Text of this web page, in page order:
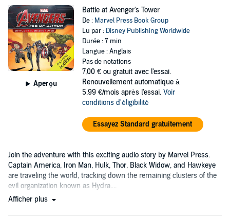
Aperçu
Battle at Avenger's Tower
De : Marvel Press Book Group
Lu par : Disney Publishing Worldwide
Durée : 7 min
Langue : Anglais
Pas de notations
7,00 € ou gratuit avec l'essai.
Renouvellement automatique à
5,99 €/mois après l'essai. Voir
conditions d'éligibilité
Essayez Standard gratuitement
Join the adventure with this exciting audio story by Marvel Press.
Captain America, Iron Man, Hulk, Thor, Black Widow, and Hawkeye
are traveling the world, tracking down the remaining clusters of the
evil organization known as Hydra....
Afficher plus